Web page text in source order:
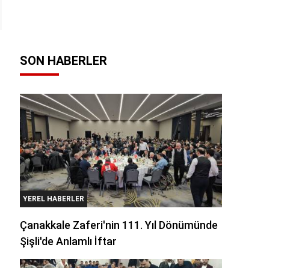
SON HABERLER
YEREL HABERLER
Çanakkale Zaferi'nin 111. Yıl Dönümünde
Şişli'de Anlamlı İftar